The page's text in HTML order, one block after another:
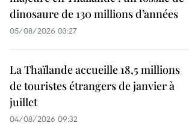
dinosaure de 130 millions d’années
05/08/2026 03:27
La Thaïlande accueille 18,5 millions
de touristes étrangers de janvier à
juillet
04/08/2026 09:32